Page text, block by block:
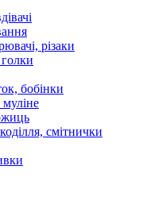
різаки
бобінки
смітнички